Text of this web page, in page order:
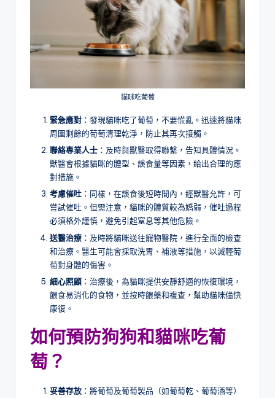
貓咪吃葡萄
緊急應對 ：發現貓咪吃了葡萄，不要慌亂。迅速將貓咪
周圍剩餘的葡萄清理乾淨，防止其再次接觸。
聯絡專業人士 ：及時與獸醫取得聯繫，告知具體情況。
獸醫會根據貓咪的體型、誤食量等因素，給出合理的應
對措施。
考慮催吐 ：同樣，在誤食後短時間內，經獸醫允許，可
嘗試催吐。但需注意，貓咪的體質較為嬌弱，催吐過程
必須格外謹慎，避免引起窒息等其他危險。
送醫治療 ：及時將貓咪送往寵物醫院，進行全面的檢查
和治療。醫生可能會採取洗胃、補液等措施，以減輕葡
萄對身體的傷害。
細心照顧 ：治療後，為貓咪提供安靜舒適的恢復環境，
餵食易消化的食物，並按時餵藥和複查，幫助貓咪儘快
康復。
如何預防狗狗和貓咪吃葡
萄？
妥善存放 ：將葡萄及葡萄製品（如葡萄乾、葡萄酒等）